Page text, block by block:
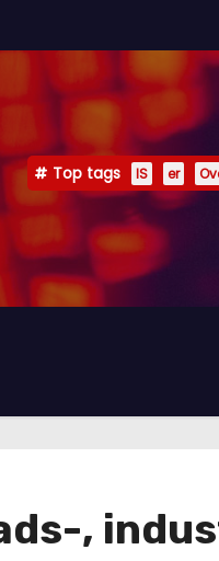
Top tags IS er
,